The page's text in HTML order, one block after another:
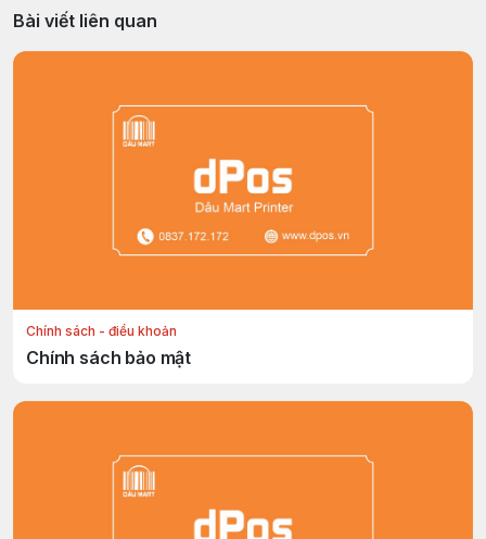
Bài viết liên quan
Chính sách - điều khoản
Chính sách bảo mật